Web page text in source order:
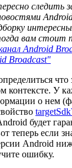
следить
вам стоит
Android
Broadcast"
что
контексте. У
о нем
будет
теперь если
Android
ошибку.